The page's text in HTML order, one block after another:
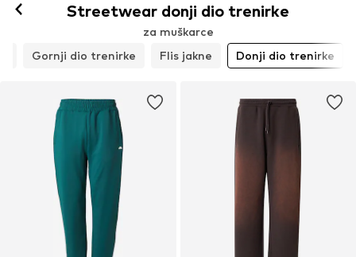
Streetwear donji dio trenirke
za muškarce
Gornji dio trenirke Flis jakne Donji dio trenirke